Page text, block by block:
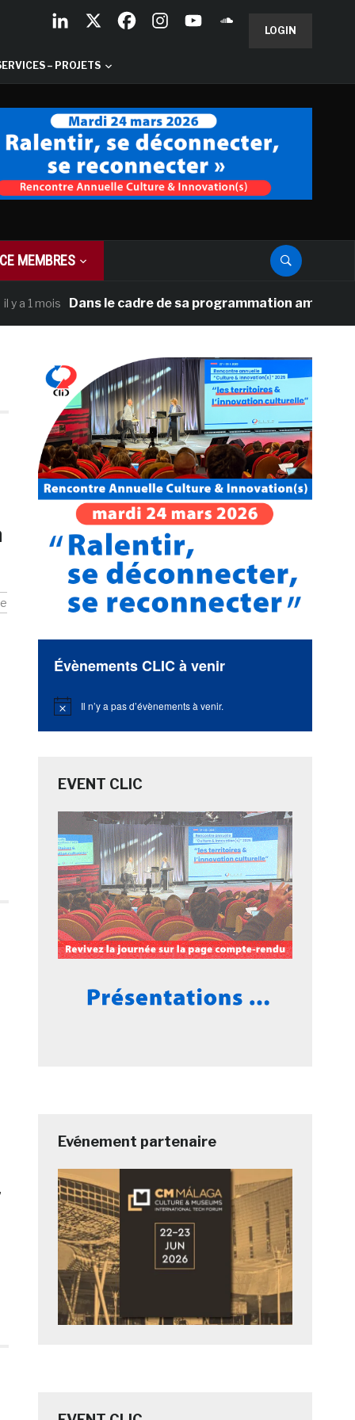
LOGIN
– PROJETS
MEMBRES
Dans le cadre de sa programmation américaine,
Évènements CLIC à venir
Notice Il n’y a pas d’évènements à venir.
EVENT CLIC
Evénement partenaire